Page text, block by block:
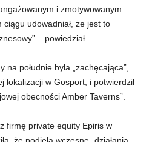
i zmotywowanym
udowadniał, że jest to
– powiedział.
południe była „zachęcająca”,
lokalizacji w Gosport, i potwierdził
obecności Amber Taverns”.
firmę private equity Epiris w